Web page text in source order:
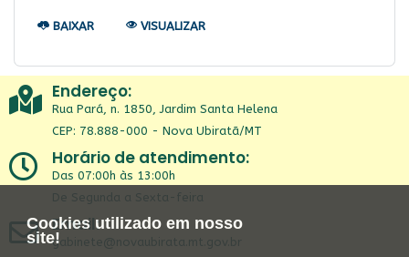
Cookies utilizado em nosso
site!
BAIXAR VISUALIZAR
Endereço:
Rua Pará, n. 1850, Jardim Santa Helena
CEP: 78.888-000 - Nova Ubiratã/MT
Horário de atendimento:
Das 07:00h às 13:00h
De Segunda a Sexta-feira
Email:
gabinete@novaubirata.mt.gov.br